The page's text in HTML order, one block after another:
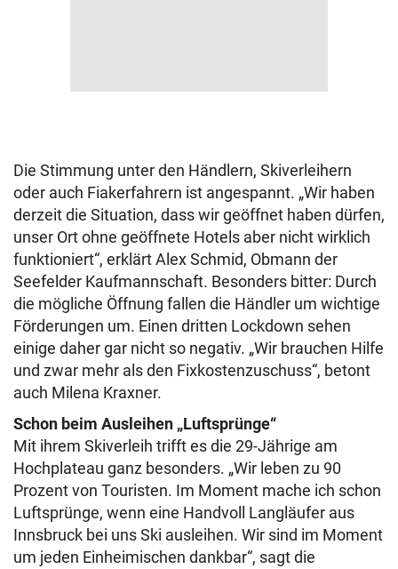
Die Stimmung unter den Händlern, Skiverleihern
oder auch Fiakerfahrern ist angespannt. „Wir haben
derzeit die Situation, dass wir geöffnet haben dürfen,
unser Ort ohne geöffnete Hotels aber nicht wirklich
funktioniert“, erklärt Alex Schmid, Obmann der
Seefelder Kaufmannschaft. Besonders bitter: Durch
die mögliche Öffnung fallen die Händler um wichtige
Förderungen um. Einen dritten Lockdown sehen
einige daher gar nicht so negativ. „Wir brauchen Hilfe
und zwar mehr als den Fixkostenzuschuss“, betont
auch Milena Kraxner.
Schon beim Ausleihen „Luftsprünge“
Mit ihrem Skiverleih trifft es die 29-Jährige am
Hochplateau ganz besonders. „Wir leben zu 90
Prozent von Touristen. Im Moment mache ich schon
Luftsprünge, wenn eine Handvoll Langläufer aus
Innsbruck bei uns Ski ausleihen. Wir sind im Moment
um jeden Einheimischen dankbar“, sagt die